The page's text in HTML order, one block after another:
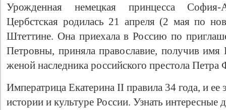
Урожденная немецкая принцесса София-
Цербстская родилась 21 апреля (2 мая по
Штеттине. Она приехала в Россию по
Петровны, приняла православие, получив имя
женой наследника российского престола Петра
Императрица Екатерина II правила 34 года, и ее
истории и культуре России. Узнать интересные